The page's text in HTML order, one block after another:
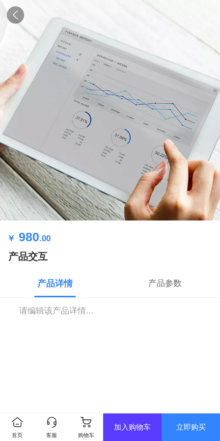
￥ 980.00
产品交互
产品详情 产品参数
请编辑该产品详情...
首页 客服 购物车
加入购物车 立即购买